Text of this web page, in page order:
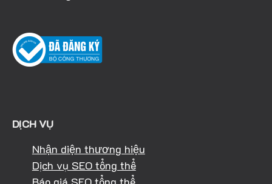
DỊCH VỤ
Nhận diện thương hiệu
Dịch vụ SEO tổng thể